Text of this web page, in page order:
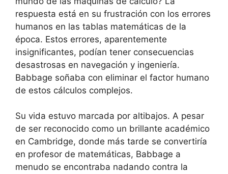
respuesta está en su frustración con los errores
humanos en las tablas matemáticas de la
época. Estos errores, aparentemente
insignificantes, podían tener consecuencias
desastrosas en navegación y ingeniería.
Babbage soñaba con eliminar el factor humano
de estos cálculos complejos.
Su vida estuvo marcada por altibajos. A pesar
de ser reconocido como un brillante académico
en Cambridge, donde más tarde se convertiría
en profesor de matemáticas, Babbage a
menudo se encontraba nadando contra la